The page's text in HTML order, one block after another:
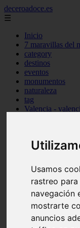
Usamos
rastreo
navegación
mostrarte
anuncios
deceroadoce.es
☰
Inicio
7 maravillas del
category
destinos
eventos
monumentos
naturaleza
tag
Valencia -
Sevilla -
Murcia - murcia
Alicante -
Alicante -
Almería - mojácar
Alicante -
Huesca - jaca